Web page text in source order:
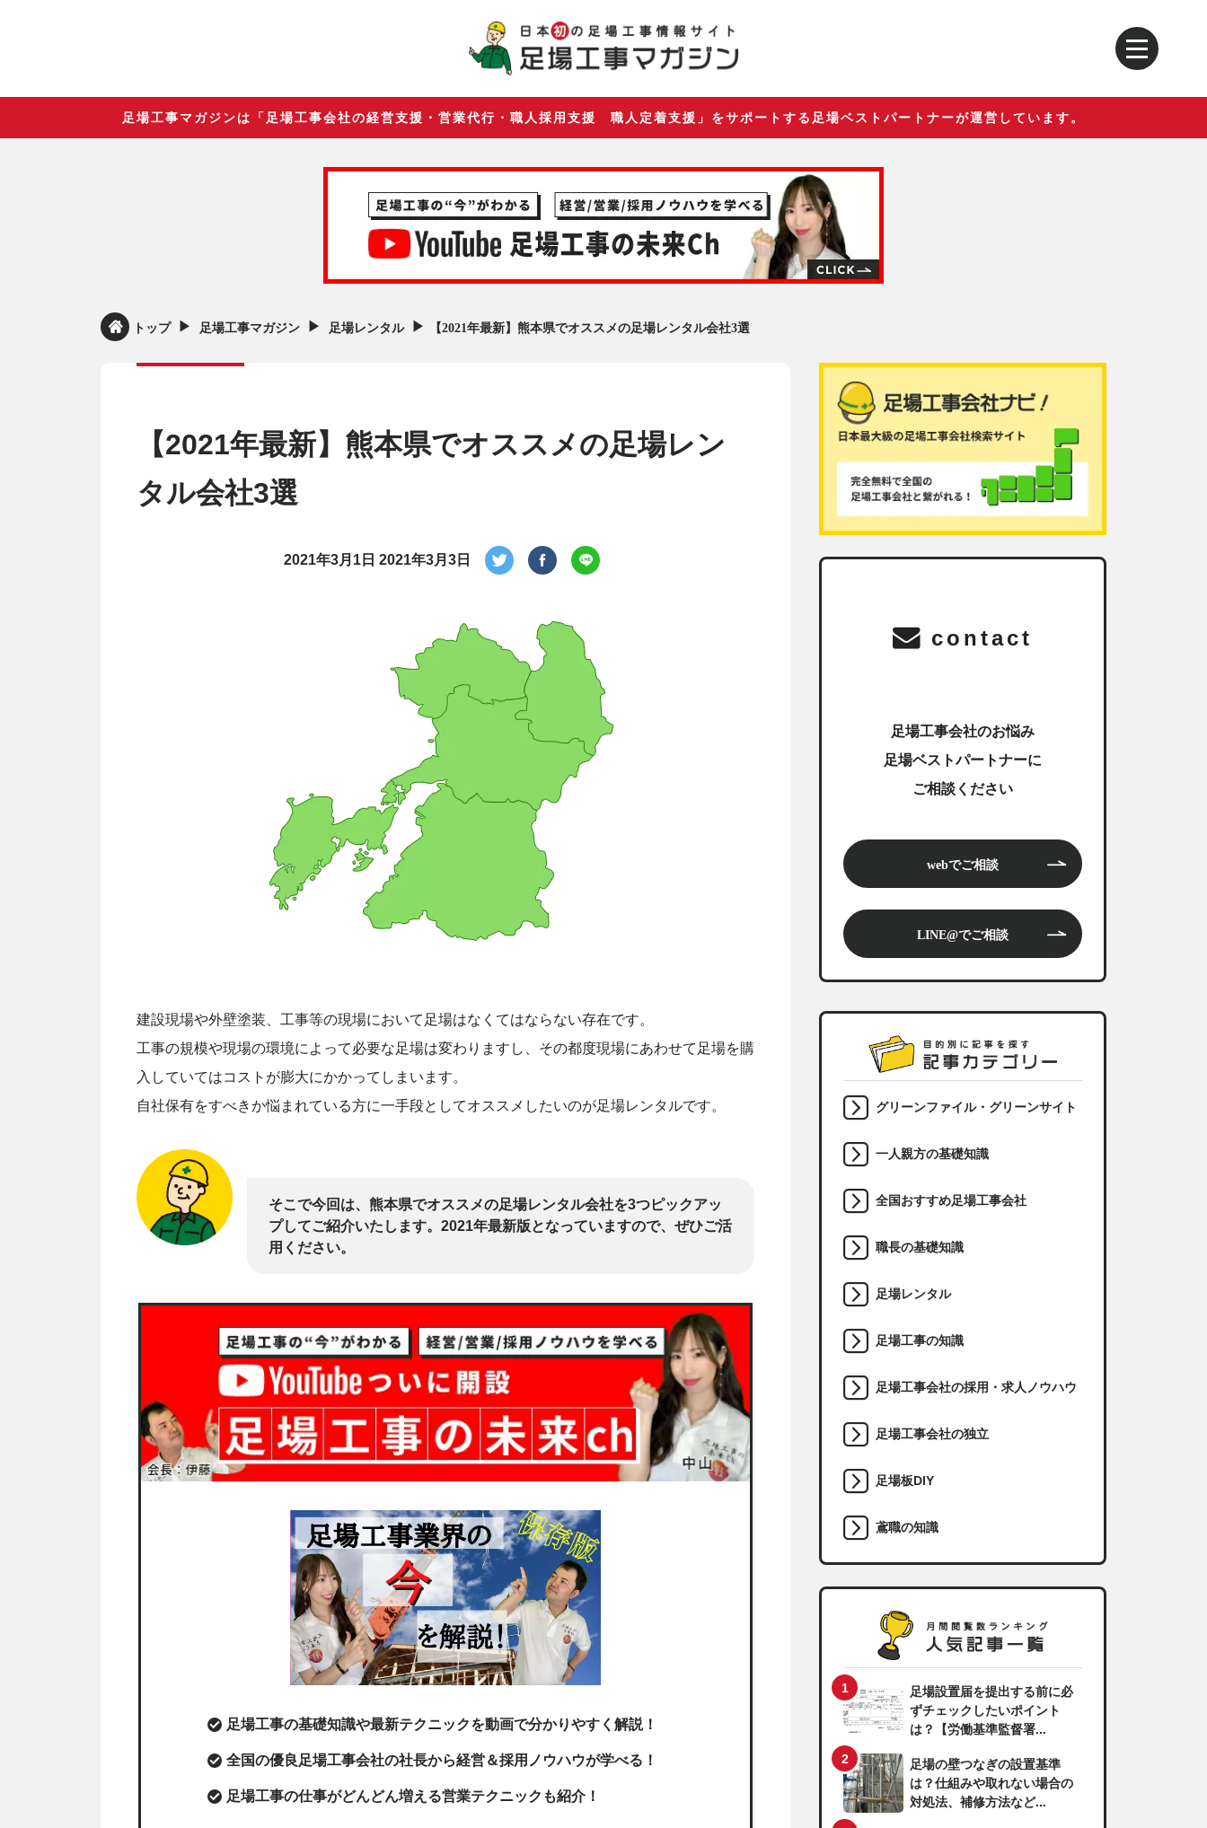
足場工事マガジンは「足場工事会社の経営支援・営業代行・職人採用支援 職人定着支援」をサポートする足場ベストパートナーが運営しています。
トップ ▶︎ 足場工事マガジン ▶︎ 足場レンタル ▶︎ 【2021年最新】熊本県でオススメの足場レンタル会社3選
【2021年最新】熊本県でオススメの足場レン
タル会社3選
2021年3月1日 2021年3月3日
建設現場や外壁塗装、工事等の現場において足場はなくてはならない存在です。
工事の規模や現場の環境によって必要な足場は変わりますし、その都度現場にあわせて足場を購
入していてはコストが膨大にかかってしまいます。
自社保有をすべきか悩まれている方に一手段としてオススメしたいのが足場レンタルです。
そこで今回は、熊本県でオススメの足場レンタル会社を3つピックアッ
プしてご紹介いたします。2021年最新版となっていますので、ぜひご活
用ください。
足場工事の基礎知識や最新テクニックを動画で分かりやすく解説！
全国の優良足場工事会社の社長から経営＆採用ノウハウが学べる！
足場工事の仕事がどんどん増える営業テクニックも紹介！
contact
足場工事会社のお悩み
足場ベストパートナーに
ご相談ください
webでご相談
LINE@でご相談
グリーンファイル・グリーンサイト
一人親方の基礎知識
全国おすすめ足場工事会社
職長の基礎知識
足場レンタル
足場工事の知識
足場工事会社の採用・求人ノウハウ
足場工事会社の独立
足場板DIY
鳶職の知識
足場設置届を提出する前に必
ずチェックしたいポイント
は？【労働基準監督署...
足場の壁つなぎの設置基準
は？仕組みや取れない場合の
対処法、補修方法など...